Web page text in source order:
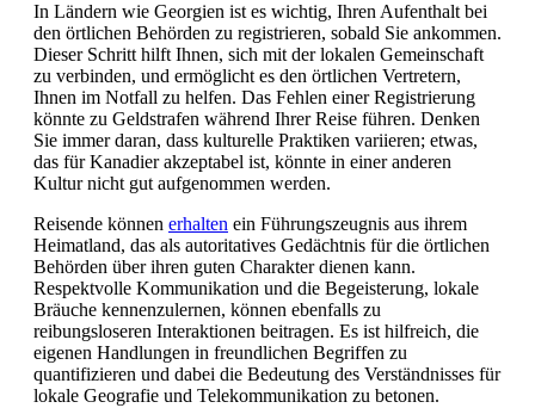
In Ländern wie Georgien ist es wichtig, Ihren Aufenthalt bei
den örtlichen Behörden zu registrieren, sobald Sie ankommen.
Dieser Schritt hilft Ihnen, sich mit der lokalen Gemeinschaft
zu verbinden, und ermöglicht es den örtlichen Vertretern,
Ihnen im Notfall zu helfen. Das Fehlen einer Registrierung
könnte zu Geldstrafen während Ihrer Reise führen. Denken
Sie immer daran, dass kulturelle Praktiken variieren; etwas,
das für Kanadier akzeptabel ist, könnte in einer anderen
Kultur nicht gut aufgenommen werden.
Reisende können erhalten ein Führungszeugnis aus ihrem
Heimatland, das als autoritatives Gedächtnis für die örtlichen
Behörden über ihren guten Charakter dienen kann.
Respektvolle Kommunikation und die Begeisterung, lokale
Bräuche kennenzulernen, können ebenfalls zu
reibungsloseren Interaktionen beitragen. Es ist hilfreich, die
eigenen Handlungen in freundlichen Begriffen zu
quantifizieren und dabei die Bedeutung des Verständnisses für
lokale Geografie und Telekommunikation zu betonen.